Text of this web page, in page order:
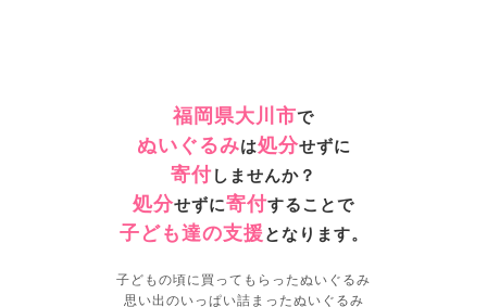
福岡県大川市で
ぬいぐるみは処分せずに
寄付しませんか？
処分せずに寄付することで
子ども達の支援 となります。
子どもの頃に買ってもらったぬいぐるみ
思い出のいっぱい詰まったぬいぐるみ